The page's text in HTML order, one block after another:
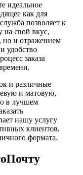
идеальное
как для
позволяет к
на свой вкус,
но и отражением
удобство
заказа
и различные
и матовую,
в лучшем
нашу услугу
клиентов,
формата.